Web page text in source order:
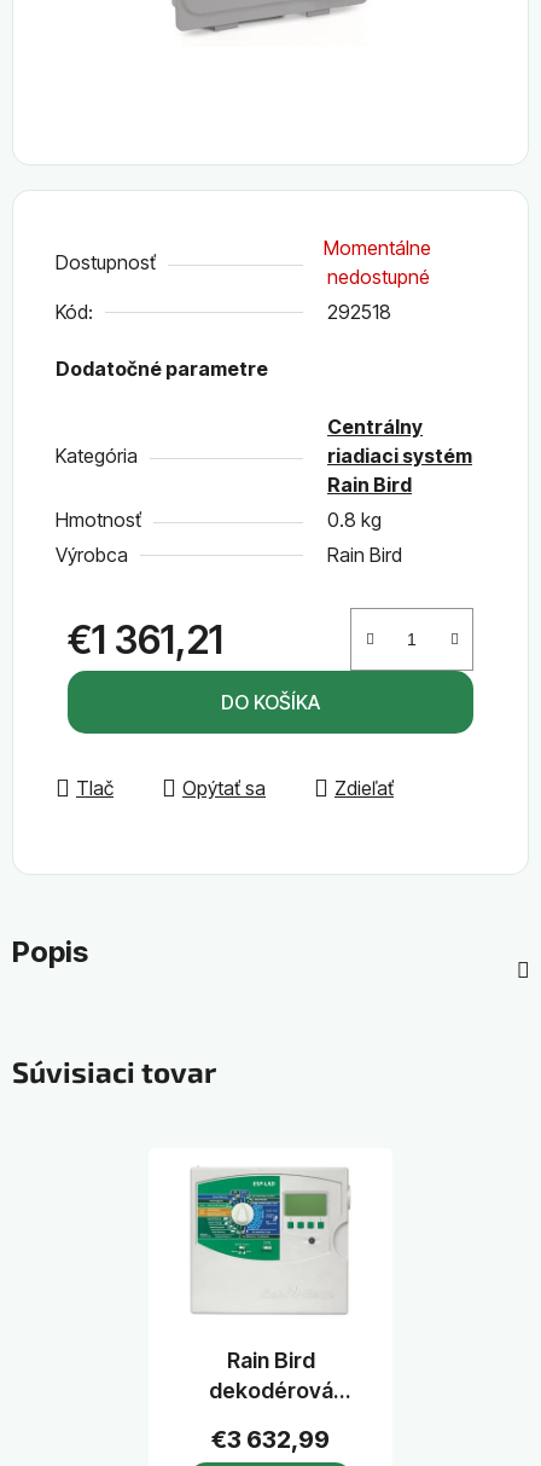
Dostupnosť
Momentálne
nedostupné
Kód:
292518
Dodatočné parametre
Kategória
Centrálny
riadiaci systém
Rain Bird
Hmotnosť
0.8 kg
Výrobca
Rain Bird
€1 361,21
Jednotková cena:
DO KOŠÍKA
Tlač Opýtať sa Zdieľať
Popis
Súvisiaci tovar
Rain Bird
dekodérová
ESP-LXD, 50 - 200
€3 632,99